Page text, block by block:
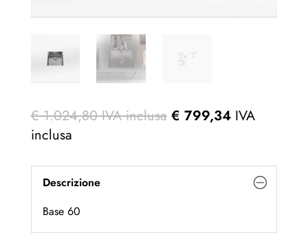
€1.024,80 IVA inclusa € 799,34 IVA
inclusa
Descrizione
Base 60